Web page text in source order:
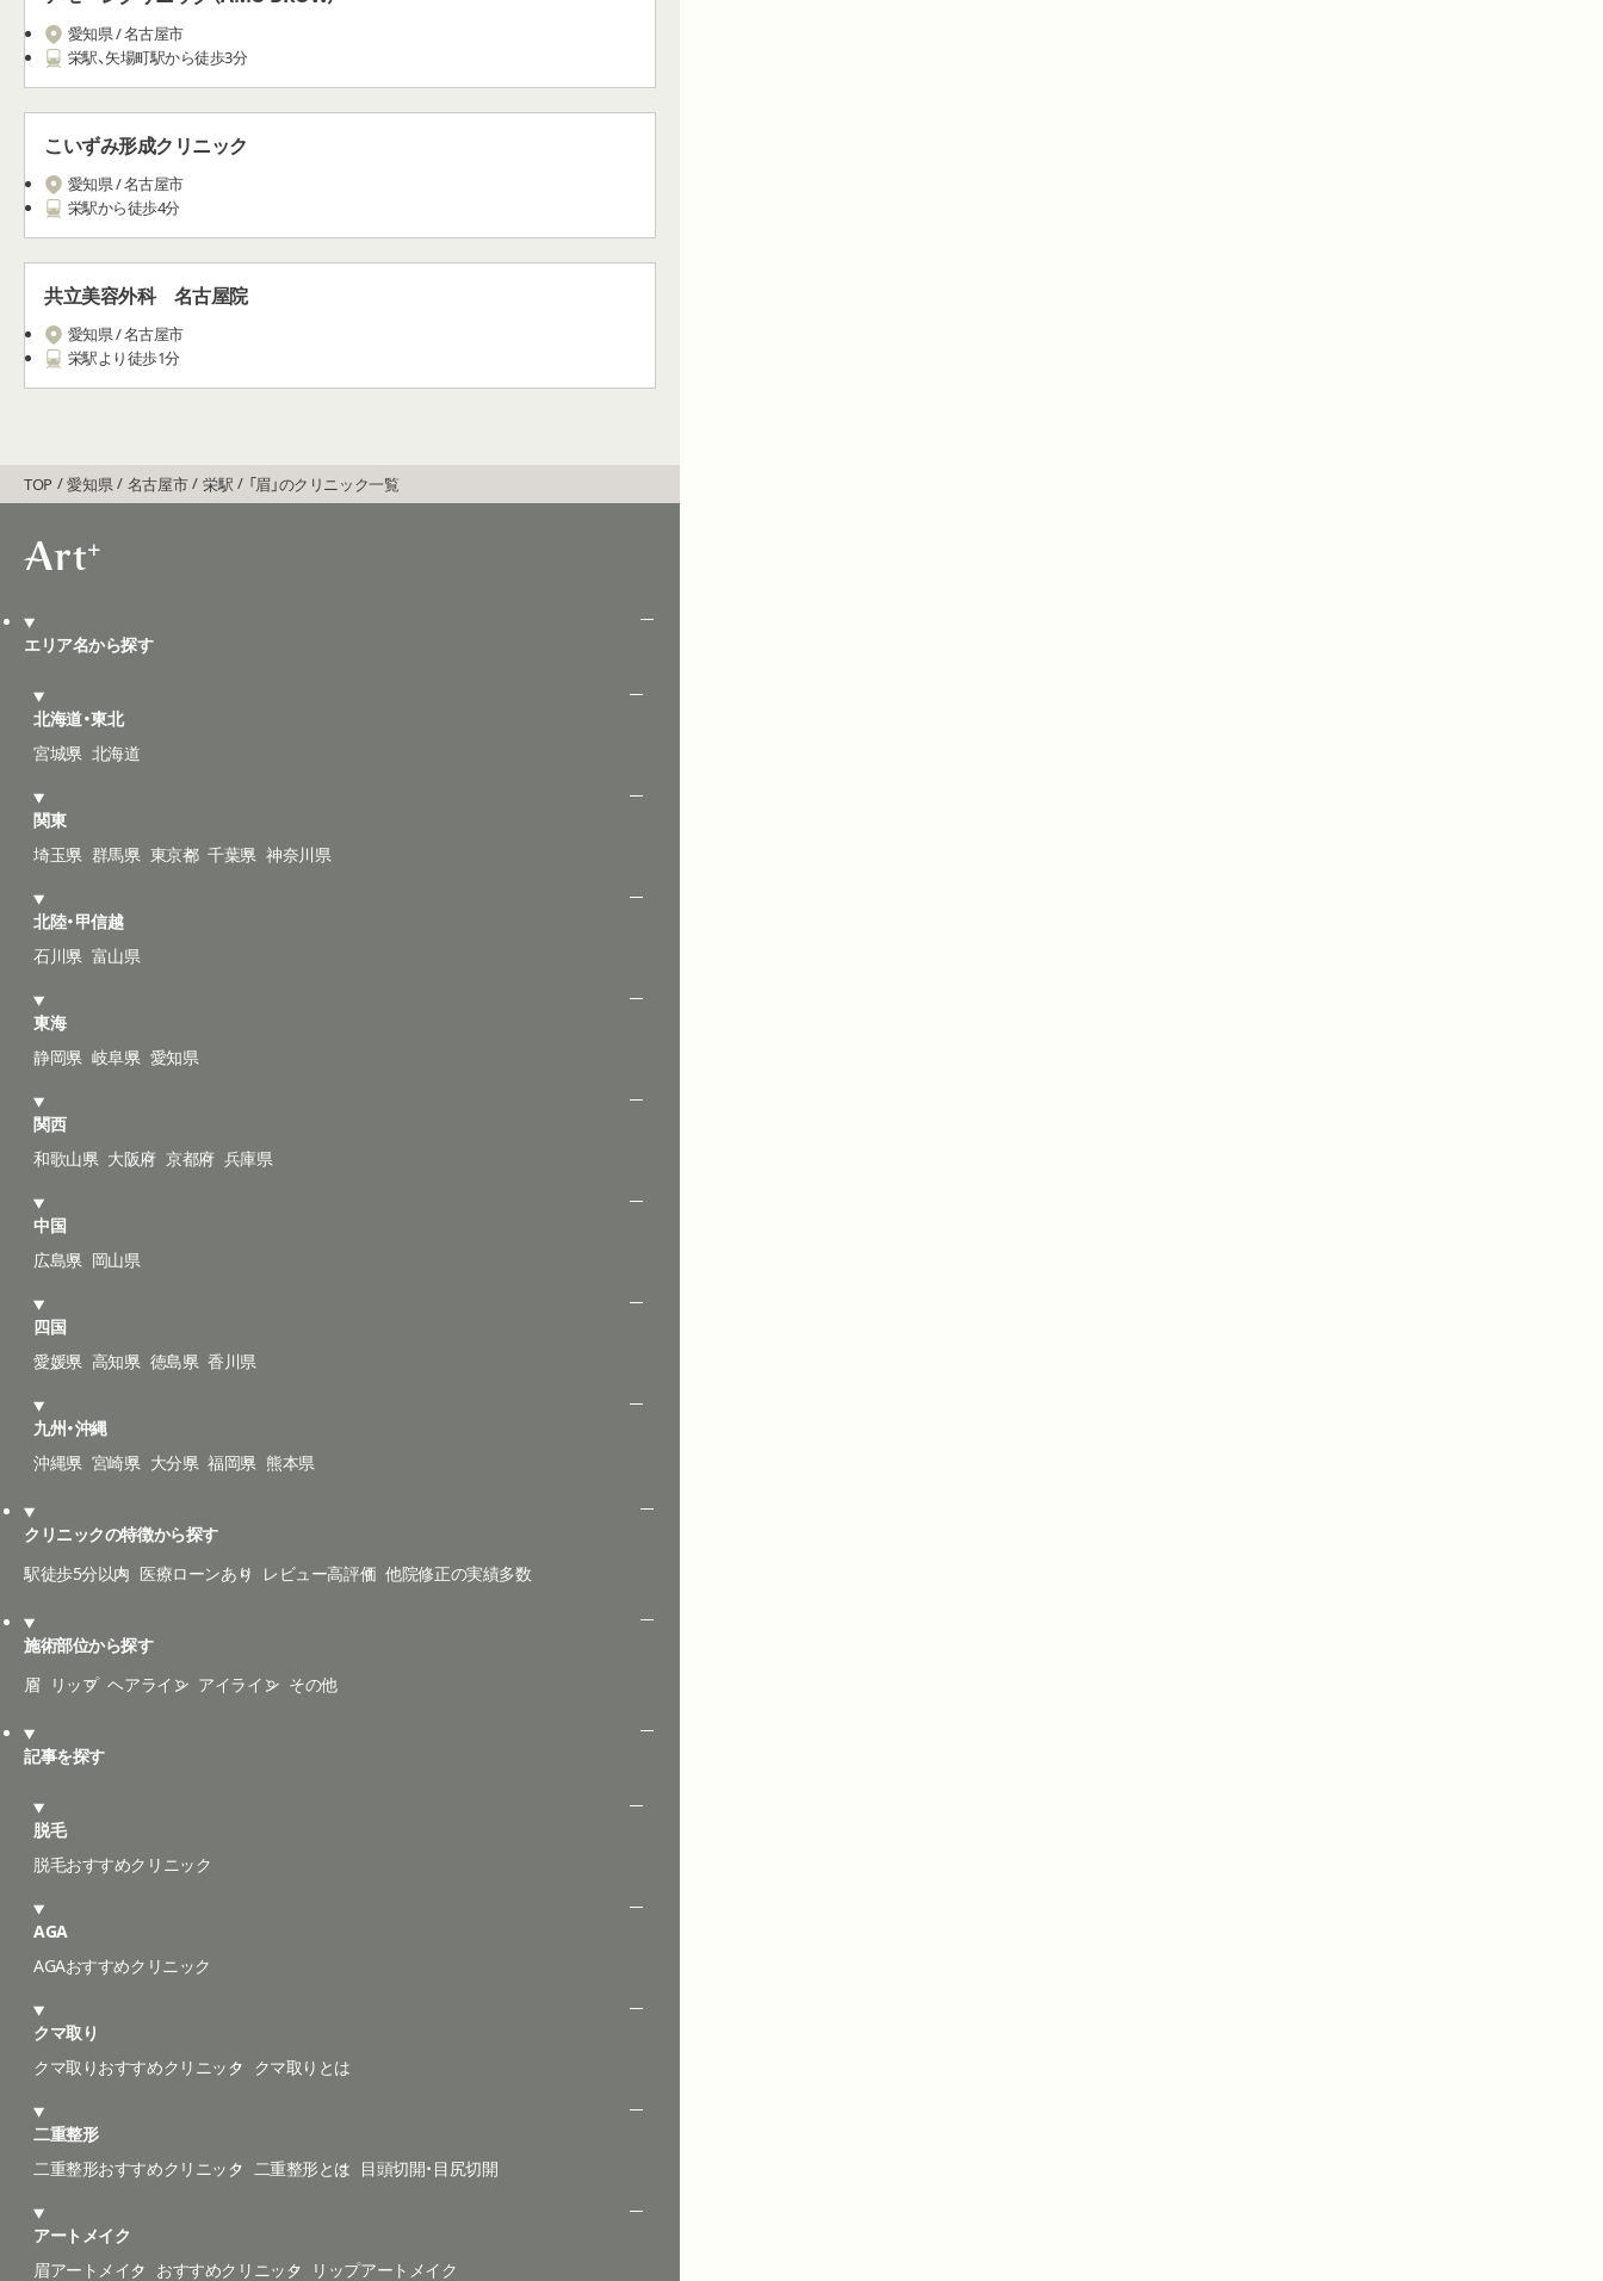
愛知県 / 名古屋市
栄駅、矢場町駅から徒歩3分
こいずみ形成クリニック
愛知県 / 名古屋市
栄駅から徒歩4分
共立美容外科 名古屋院
愛知県 / 名古屋市
栄駅より徒歩1分
TOP 愛知県 名古屋市 栄駅 「眉」のクリニック一覧
エリア名から探す
北海道・東北
宮城県 北海道
関東
埼玉県 群馬県 東京都 千葉県 神奈川県
北陸・甲信越
石川県 富山県
東海
静岡県 岐阜県 愛知県
関西
和歌山県 大阪府 京都府 兵庫県
中国
広島県 岡山県
四国
愛媛県 高知県 徳島県 香川県
九州・沖縄
沖縄県 宮崎県 大分県 福岡県 熊本県
クリニックの特徴から探す
駅徒歩5分以内 医療ローンあり レビュー高評価 他院修正の実績多数
施術部位から探す
眉
リップ ヘアライン アイライン その他
記事を探す
脱毛
脱毛おすすめクリニック
AGA
AGAおすすめクリニック
クマ取り
クマ取りおすすめクリニック クマ取りとは
二重整形
二重整形おすすめクリニック 二重整形とは 目頭切開・目尻切開
アートメイク
眉アートメイク おすすめクリニック リップアートメイク